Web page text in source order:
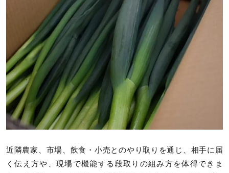
近隣農家、市場、飲食・小売とのやり取りを通じ、相手に届
く伝え方や、現場で機能する段取りの組み方を体得できま